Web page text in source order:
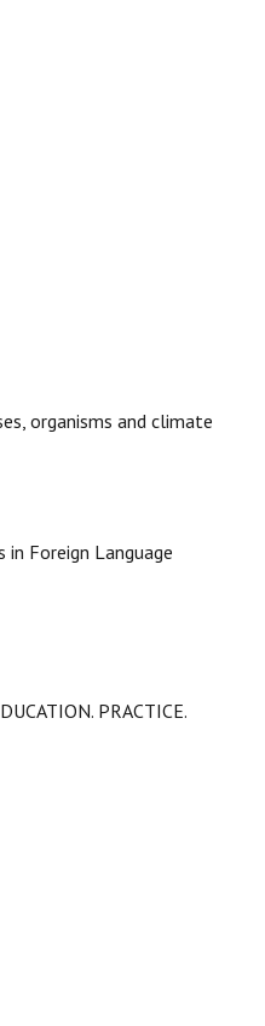
organisms and climate
Foreign Language
PRACTICE.